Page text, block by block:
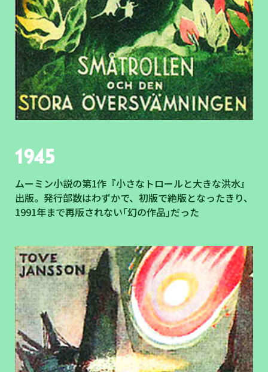
1945
ムーミン小説の第1作『小さなトロールと大きな洪水』
出版。発行部数はわずかで、初版で絶版となったきり、
1991年まで再版されない｢幻の作品｣だった